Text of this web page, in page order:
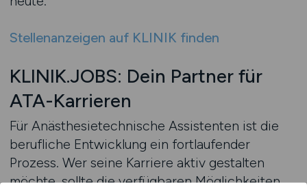
Stellenanzeigen auf KLINIK finden
KLINIK.JOBS: Dein Partner für
ATA-Karrieren
Für Anästhesietechnische Assistenten ist die
berufliche Entwicklung ein fortlaufender
Prozess. Wer seine Karriere aktiv gestalten
möchte, sollte die verfügbaren Möglichkeiten